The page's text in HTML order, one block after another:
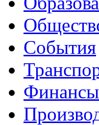
События
Финансы